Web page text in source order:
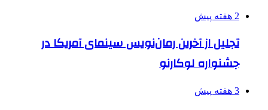
2 هفته پیش
تجلیل از آخرین رمان‌نویس سینمای آمریکا در
جشنواره لوکارنو
3 هفته پیش